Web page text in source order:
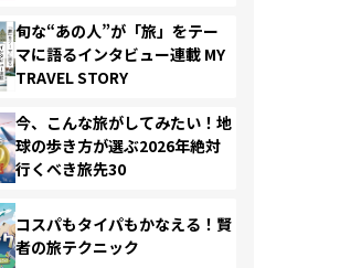
旬な“あの人”が「旅」をテー
マに語るインタビュー連載 MY
TRAVEL STORY
今、こんな旅がしてみたい！地
球の歩き方が選ぶ2026年絶対
行くべき旅先30
コスパもタイパもかなえる！賢
者の旅テクニック